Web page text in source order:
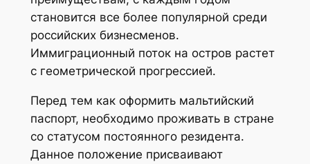
становится все более популярной среди
российских бизнесменов.
Иммиграционный поток на остров растет
с геометрической прогрессией.
Перед тем как оформить мальтийский
паспорт, необходимо проживать в стране
со статусом постоянного резидента.
Данное положение присваивают